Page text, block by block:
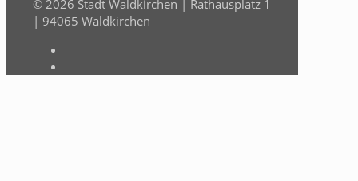
© 2026 Stadt Waldkirchen | Rathausplatz 1
| 94065 Waldkirchen